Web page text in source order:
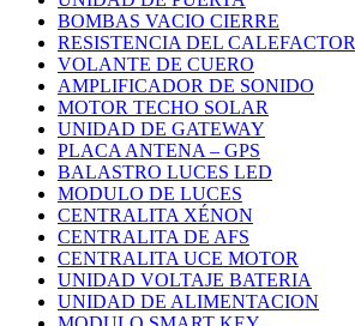
BOMBAS VACIO CIERRE
RESISTENCIA DEL CALEFACTOR
VOLANTE DE CUERO
AMPLIFICADOR DE SONIDO
MOTOR TECHO SOLAR
UNIDAD DE GATEWAY
PLACA ANTENA – GPS
BALASTRO LUCES LED
MODULO DE LUCES
CENTRALITA XÉNON
CENTRALITA DE AFS
CENTRALITA UCE MOTOR
UNIDAD VOLTAJE BATERIA
UNIDAD DE ALIMENTACION